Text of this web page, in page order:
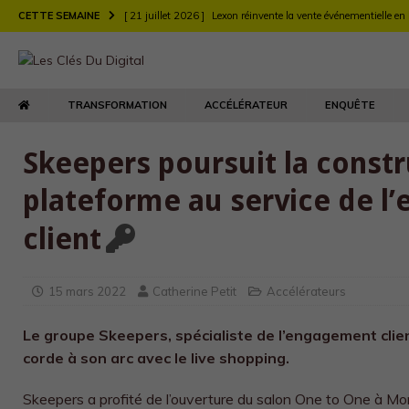
CETTE SEMAINE [ 21 juillet 2026 ] Lexon réinvente la vente événementielle en
TRANSFORMATION
[ 21 juillet 2026 ] Le retour produit : un enjeu de relation
[ 21 juillet 2026 ] Agents d’IA : l’Autorité de la concurrence
[ 21 juillet 2026 ]
TRANSFORMATION ACCÉLÉRATEUR ENQUÊTE
Skeepers poursuit la
plateforme au service de
client
15 mars 2022 Catherine Petit Accélérateurs
Le groupe Skeepers, spécialiste de l’engagement
corde à son arc avec le live shopping.
Skeepers a profité de l’ouverture du salon One to One à